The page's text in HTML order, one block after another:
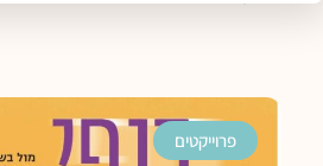
פרוייקטים